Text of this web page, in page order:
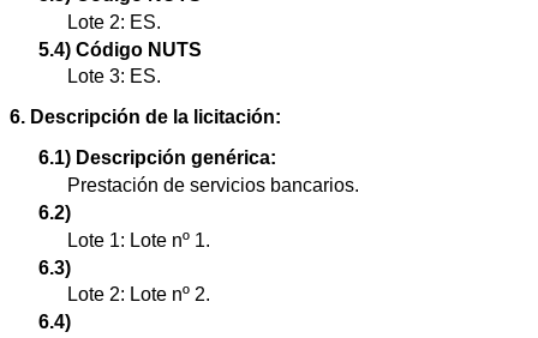
Lote 2: ES.
5.4) Código NUTS
Lote 3: ES.
6. Descripción de la licitación:
6.1) Descripción genérica:
Prestación de servicios bancarios.
6.2)
Lote 1: Lote nº 1.
6.3)
Lote 2: Lote nº 2.
6.4)